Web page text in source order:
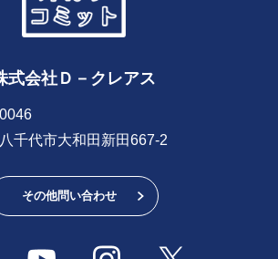
式会社Ｄ－クレアス
千代市大和田新田667-2
その他問い合わせ